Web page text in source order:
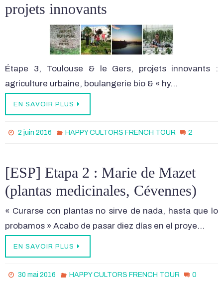
projets innovants
Étape 3, Toulouse & le Gers, projets innovants :
agriculture urbaine, boulangerie bio & « hy…
EN SAVOIR PLUS
2 juin 2016 HAPPY CULTORS FRENCH TOUR 2
[ESP] Etapa 2 : Marie de Mazet
(plantas medicinales, Cévennes)
« Curarse con plantas no sirve de nada, hasta que lo
probamos » Acabo de pasar diez días en el proye…
EN SAVOIR PLUS
30 mai 2016 HAPPY CULTORS FRENCH TOUR 0